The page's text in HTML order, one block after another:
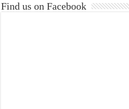
Find us on Facebook